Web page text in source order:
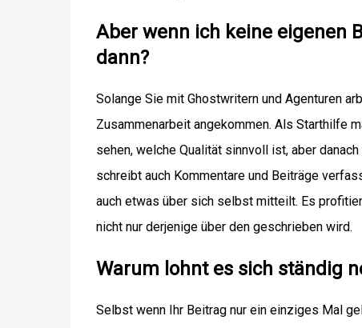
Aber wenn ich keine eigenen
dann?
Solange Sie mit Ghostwritern und Agenturen
Zusammenarbeit angekommen. Als Starthilfe
sehen, welche Qualität sinnvoll ist, aber
schreibt auch Kommentare und Beiträge
auch etwas über sich selbst mitteilt. Es
nicht nur derjenige über den geschrieben wird.
Warum lohnt es sich ständig
Selbst wenn Ihr Beitrag nur ein einziges Mal